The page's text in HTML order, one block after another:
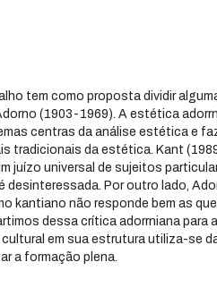
tem como proposta dividir
(1903-1969). A estética
centras da análise estética e
tradicionais da estética. Kant
juízo universal de sujeitos
desinteressada. Por outro lado,
kantiano não responde bem as
dessa crítica adorrniana para
cultural em sua estrutura utiliza-se
a formação plena.